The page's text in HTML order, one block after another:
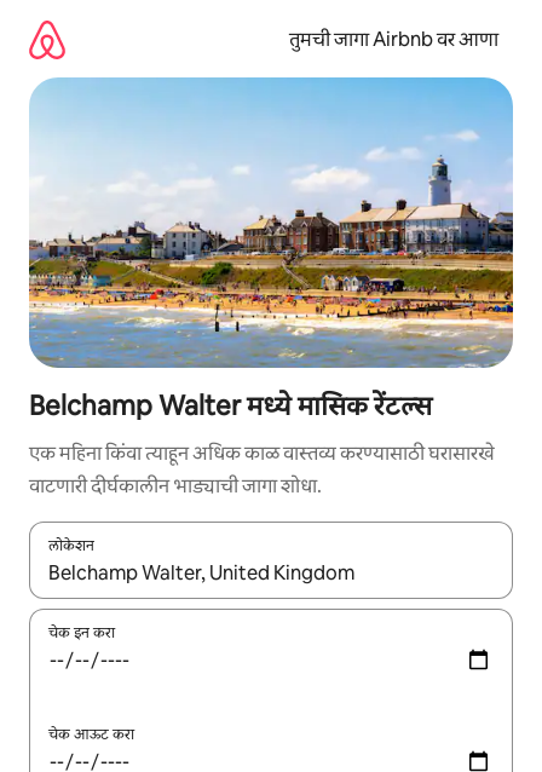
तुमची जागा Airbnb वर आणा
Belchamp Walter मध्ये मासिक रेंटल्स
एक महिना किंवा त्याहून अधिक काळ वास्तव्य करण्यासाठी घरासारखे
वाटणारी दीर्घकालीन भाड्याची जागा शोधा.
लोकेशन
जेव्हा परिणाम उपलब्ध असतील, तेव्हा वरच्या आणि खाली बाणांच्या किजसह
चेक इन करा
चेक आऊट करा